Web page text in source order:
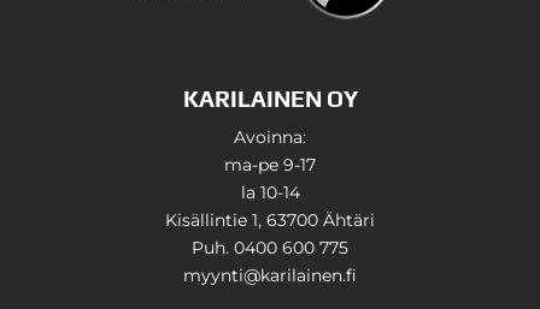
KARILAINEN OY
Avoinna:
ma-pe 9-17
la 10-14
Kisällintie 1, 63700 Ähtäri
Puh. 0400 600 775
myynti@karilainen.fi